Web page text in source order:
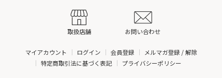
取扱店舗 お問い合わせ
マイアカウント ログイン 会員登録
メルマガ登録 / 解除
特定商取引法に基づく表記
プライバシーポリシー